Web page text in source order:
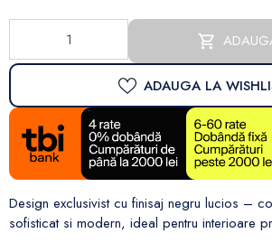
ADAUGA LA
Design exclusivist cu finisaj negru lucios –
sofisticat si modern, ideal pentru interioare